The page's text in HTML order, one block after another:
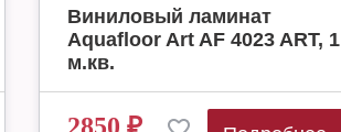
Виниловый ламинат
Aquafloor Art AF 4023 ART, 1
м.кв.